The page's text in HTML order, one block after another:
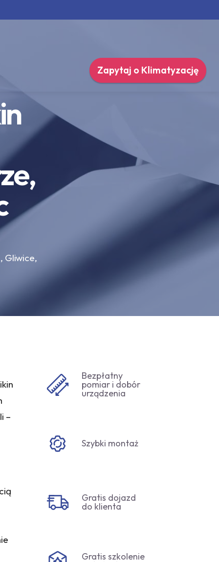
Zapytaj o Klimatyzację
Gliwice,
–
Bezpłatny
pomiar i dobór
urządzenia
Szybki montaż
Gratis dojazd
do klienta
Gratis szkolenie